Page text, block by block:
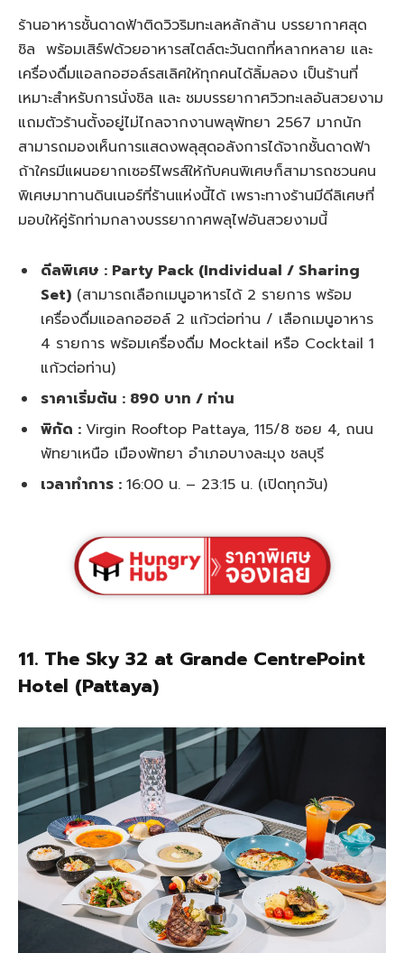
ร้านอาหารชั้นดาดฟ้าติดวิวริมทะเลหลักล้าน บรรยากาศสุด
ชิล พร้อมเสิร์ฟด้วยอาหารสไตล์ตะวันตกที่หลากหลาย และ
เครื่องดื่มแอลกอฮอล์รสเลิศให้ทุกคนได้ลิ้มลอง เป็นร้านที่
เหมาะสำหรับการนั่งชิล และ ชมบรรยากาศวิวทะเลอันสวยงาม
แถมตัวร้านตั้งอยู่ไม่ไกลจากงานพลุพัทยา 2567 มากนัก
สามารถมองเห็นการแสดงพลุสุดอลังการได้จากชั้นดาดฟ้า
ถ้าใครมีแผนอยากเซอร์ไพรส์ให้กับคนพิเศษก็สามารถชวนคน
พิเศษมาทานดินเนอร์ที่ร้านแห่งนี้ได้ เพราะทางร้านมีดีลิเศษที่
มอบให้คู่รักท่ามกลางบรรยากาศพลุไฟอันสวยงามนี้
ดีลพิเศษ : Party Pack (Individual / Sharing
Set) (สามารถเลือกเมนูอาหารได้ 2 รายการ พร้อม
เครื่องดื่มแอลกอฮอล์ 2 แก้วต่อท่าน / เลือกเมนูอาหาร
4 รายการ พร้อมเครื่องดื่ม Mocktail หรือ Cocktail 1
แก้วต่อท่าน)
ราคาเริ่มต้น : 890 บาท / ท่าน
พิกัด : Virgin Rooftop Pattaya, 115/8 ซอย 4, ถนน
พัทยาเหนือ เมืองพัทยา อำเภอบางละมุง ชลบุรี
เวลาทำการ : 16:00 น. – 23:15 น. (เปิดทุกวัน)
11. The Sky 32 at Grande CentrePoint
Hotel (Pattaya)